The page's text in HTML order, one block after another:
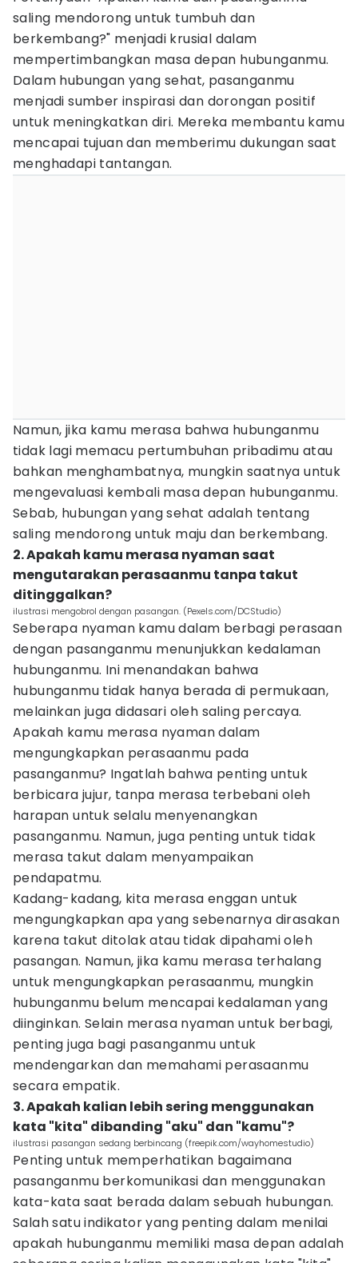
saling mendorong untuk tumbuh dan
berkembang?" menjadi krusial dalam
mempertimbangkan masa depan hubunganmu.
Dalam hubungan yang sehat, pasanganmu
menjadi sumber inspirasi dan dorongan positif
untuk meningkatkan diri. Mereka membantu kamu
mencapai tujuan dan memberimu dukungan saat
menghadapi tantangan.
Namun, jika kamu merasa bahwa hubunganmu
tidak lagi memacu pertumbuhan pribadimu atau
bahkan menghambatnya, mungkin saatnya untuk
mengevaluasi kembali masa depan hubunganmu.
Sebab, hubungan yang sehat adalah tentang
saling mendorong untuk maju dan berkembang.
2. Apakah kamu merasa nyaman saat
mengutarakan perasaanmu tanpa takut
ditinggalkan?
ilustrasi mengobrol dengan pasangan. (Pexels.com/DCStudio)
Seberapa nyaman kamu dalam berbagi perasaan
dengan pasanganmu menunjukkan kedalaman
hubunganmu. Ini menandakan bahwa
hubunganmu tidak hanya berada di permukaan,
melainkan juga didasari oleh saling percaya.
Apakah kamu merasa nyaman dalam
mengungkapkan perasaanmu pada
pasanganmu? Ingatlah bahwa penting untuk
berbicara jujur, tanpa merasa terbebani oleh
harapan untuk selalu menyenangkan
pasanganmu. Namun, juga penting untuk tidak
merasa takut dalam menyampaikan
pendapatmu.
Kadang-kadang, kita merasa enggan untuk
mengungkapkan apa yang sebenarnya dirasakan
karena takut ditolak atau tidak dipahami oleh
pasangan. Namun, jika kamu merasa terhalang
untuk mengungkapkan perasaanmu, mungkin
hubunganmu belum mencapai kedalaman yang
diinginkan. Selain merasa nyaman untuk berbagi,
penting juga bagi pasanganmu untuk
mendengarkan dan memahami perasaanmu
secara empatik.
3. Apakah kalian lebih sering menggunakan
kata "kita" dibanding "aku" dan "kamu"?
ilustrasi pasangan sedang berbincang (freepik.com/wayhomestudio)
Penting untuk memperhatikan bagaimana
pasanganmu berkomunikasi dan menggunakan
kata-kata saat berada dalam sebuah hubungan.
Salah satu indikator yang penting dalam menilai
apakah hubunganmu memiliki masa depan adalah